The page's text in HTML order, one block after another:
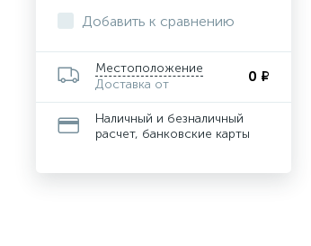
Добавить к сравнению
Местоположение
Доставка от
0 ₽
Наличный и безналичный
расчет, банковские карты